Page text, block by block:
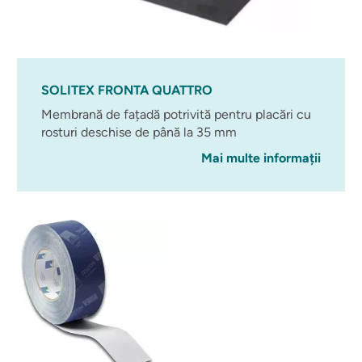
SOLITEX FRONTA QUATTRO
Membrană de fațadă potrivită pentru placări cu
rosturi deschise de până la 35 mm
Mai multe informații